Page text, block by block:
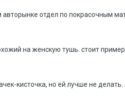
отдел по покрасочным
на женскую тушь. стоит
кисточка, но ей лучше не